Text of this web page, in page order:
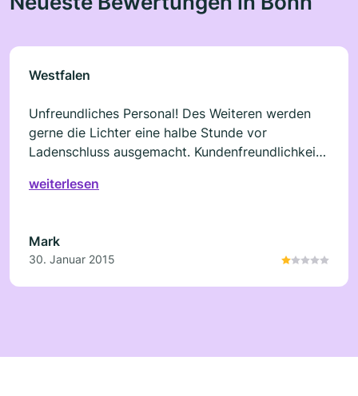
Westfalen
Unfreundliches Personal! Des Weiteren werden
gerne die Lichter eine halbe Stunde vor
Ladenschluss ausgemacht. Kundenfreundlichkeit
weiterlesen
Mark
30. Januar 2015